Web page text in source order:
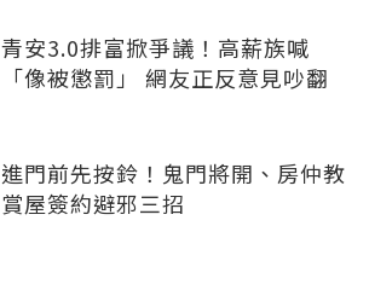
青安3.0排富掀爭議！高薪族喊
「像被懲罰」 網友正反意見吵翻
進門前先按鈴！鬼門將開、房仲教
賞屋簽約避邪三招